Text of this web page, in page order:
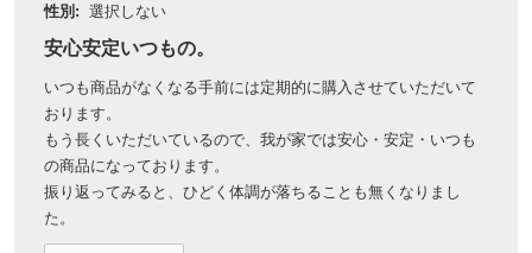
性別: 選択しない
安心安定いつもの。
いつも商品がなくなる手前には定期的に購入させていただいて
おります。
もう長くいただいているので、我が家では安心・安定・いつも
の商品になっております。
振り返ってみると、ひどく体調が落ちることも無くなりまし
た。